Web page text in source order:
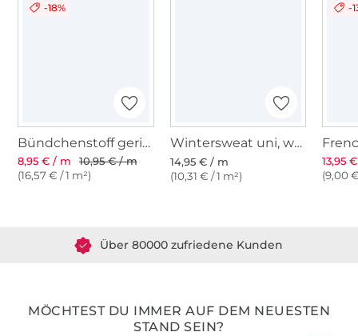
-18%
Bündchenstoff gerippt weiss
8,95 € / m
10,95 € / m
(16,57 € / 1 m²)
Wintersweat uni, weiss
14,95 € / m
(10,31 € / 1 m²)
-
13,95
(9,00
MÖCHTEST DU IMMER AUF DEM NEUESTEN
STAND SEIN?